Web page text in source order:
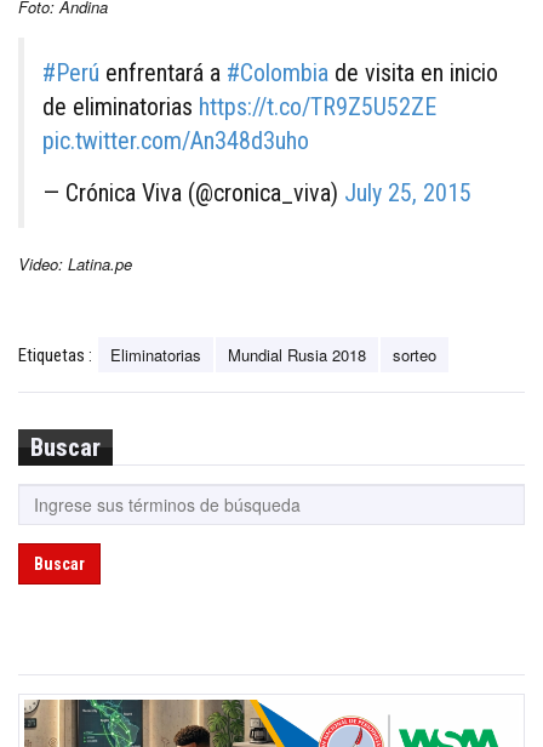
Foto: Andina
#Perú enfrentará a #Colombia de visita en inicio
de eliminatorias https://t.co/TR9Z5U52ZE
pic.twitter.com/An348d3uho
— Crónica Viva (@cronica_viva) July 25, 2015
Video: Latina.pe
Etiquetas : Eliminatorias Mundial Rusia 2018 sorteo
Buscar
Buscar